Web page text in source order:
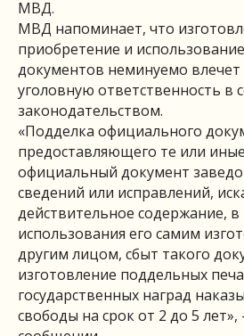
МВД.
МВД напоминает, что
приобретение и
документов неминуемо влечет
уголовную ответственность в
законодательством.
«Подделка официального
предоставляющего те или
официальный документ
сведений или исправлений,
действительное содержание, в
использования его самим
другим лицом, сбыт такого
изготовление поддельных
государственных наград
свободы на срок от 2 до 5